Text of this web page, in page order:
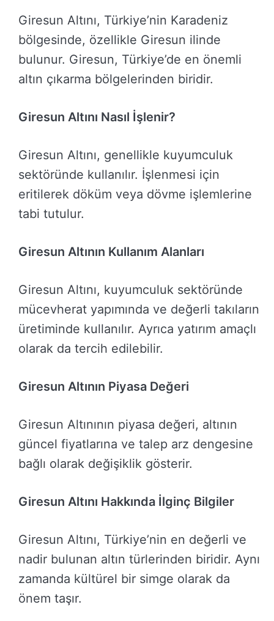
Giresun Altını, Türkiye’nin Karadeniz
bölgesinde, özellikle Giresun ilinde
bulunur. Giresun, Türkiye’de en önemli
altın çıkarma bölgelerinden biridir.
Giresun Altını Nasıl İşlenir?
Giresun Altını, genellikle kuyumculuk
sektöründe kullanılır. İşlenmesi için
eritilerek döküm veya dövme işlemlerine
tabi tutulur.
Giresun Altının Kullanım Alanları
Giresun Altını, kuyumculuk sektöründe
mücevherat yapımında ve değerli takıların
üretiminde kullanılır. Ayrıca yatırım amaçlı
olarak da tercih edilebilir.
Giresun Altının Piyasa Değeri
Giresun Altınının piyasa değeri, altının
güncel fiyatlarına ve talep arz dengesine
bağlı olarak değişiklik gösterir.
Giresun Altını Hakkında İlginç Bilgiler
Giresun Altını, Türkiye’nin en değerli ve
nadir bulunan altın türlerinden biridir. Aynı
zamanda kültürel bir simge olarak da
önem taşır.